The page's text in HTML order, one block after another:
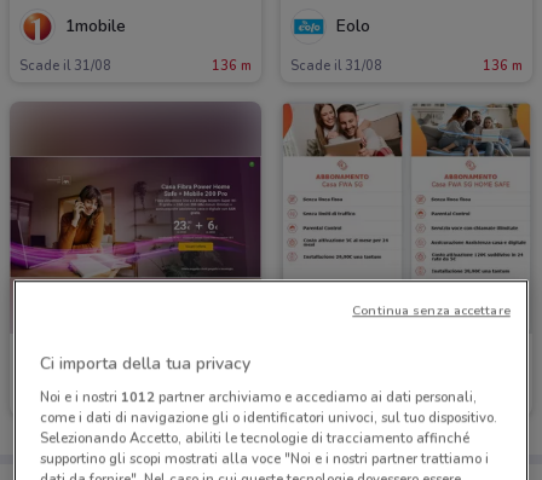
1mobile
Scade il 31/08 136 m
Eolo
Scade il 31/08 136 m
Tiscali Casa
Scade il 31/08 136 m Scade il 31/08
Ci importa della tua privacy
Noi e i nostri 1012partner archiviamo e accediamo ai dati personali,
come i dati di navigazione gli o identificatori univoci, sul tuo dispositivo.
Selezionando Accetto, abiliti le tecnologie di tracciamento affinché
supportino gli scopi mostrati alla voce "Noi e i nostri partner trattiamo i
Continua senza accettare